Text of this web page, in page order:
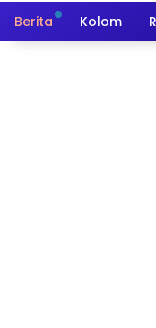
Berita Kolom